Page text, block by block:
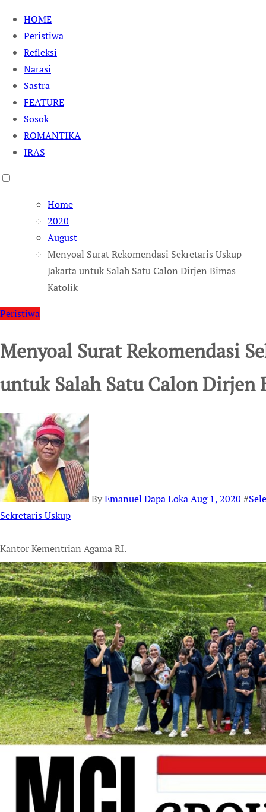
HOME
Peristiwa
Refleksi
Narasi
Sastra
FEATURE
Sosok
ROMANTIKA
IRAS
Home
2020
August
Menyoal Surat Rekomendasi Sekretaris Uskup
Jakarta untuk Salah Satu Calon Dirjen Bimas
Katolik
Peristiwa
Menyoal Surat Rekomendasi
untuk Salah Satu Calon Dirjen
ByEmanuel Dapa LokaAug 1, 2020 #
Sekretaris Uskup
Kantor Kementrian Agama RI.